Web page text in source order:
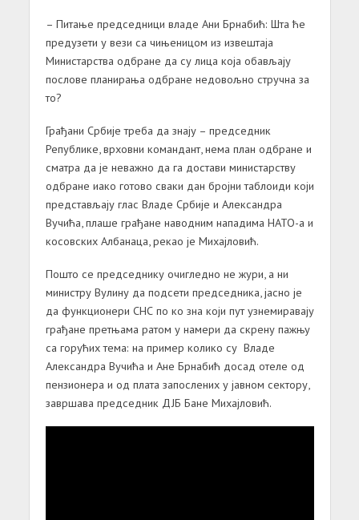
– Питање председници владе Ани Брнабић: Шта ће
предузети у вези са чињеницом из извештаја
Министарства одбране да су лица која обављају
послове планирања одбране недовољно стручна за
то?
Грађани Србије треба да знају – председник
Републике, врховни командант, нема план одбране и
сматра да је неважно да га достави министарству
одбране иако готово сваки дан бројни таблоиди који
представљају глас Владе Србије и Александра
Вучића, плаше грађане наводним нападима НАТО-а и
косовских Албанаца, рекао је Михајловић.
Пошто се председнику очигледно не жури, а ни
министру Вулину да подсети председника, јасно је
да функционери СНС по ко зна који пут узнемиравају
грађане претњама ратом у намери да скрену пажњу
са горућих тема: на пример колико су Владе
Александра Вучића и Ане Брнабић досад отеле од
пензионера и од плата запослених у јавном сектору,
завршава председник ДЈБ Бане Михајловић.